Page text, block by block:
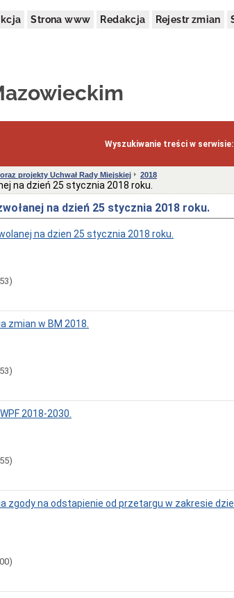
Strona www Redakcja Rejestr zmian
Wyszukiwanie treści w serwisie:
projekty Uchwał Rady Miejskiej 2018
na dzień 25 stycznia 2018 roku.
na dzień 25 stycznia 2018 roku.
na dzien 25 stycznia 2018 roku.
zmian w BM 2018.
2018-2030.
zgody na odstapienie od przetargu w zakresie